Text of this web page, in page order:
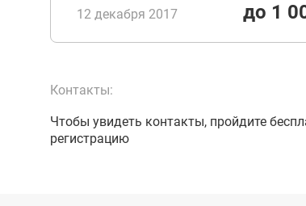
12 декабря 2017 до 1
Контакты:
Чтобы увидеть контакты, пройдите
регистрацию